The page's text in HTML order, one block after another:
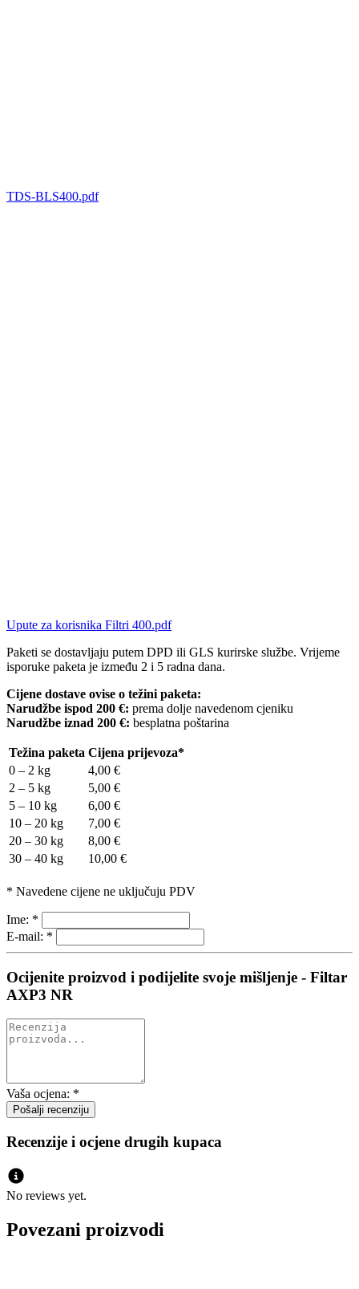
TDS-BLS400.pdf
Upute za korisnika Filtri 400.pdf
Paketi se dostavljaju putem DPD ili GLS kurirske službe. Vrijeme
isporuke paketa je između 2 i 5 radna dana.
Cijene dostave ovise o težini paketa:
Narudžbe ispod 200 €: prema dolje navedenom cjeniku
Narudžbe iznad 200 €: besplatna poštarina
Težina paketa Cijena prijevoza*
0 – 2 kg
4,00 €
2 – 5 kg
5,00 €
5 – 10 kg
6,00 €
10 – 20 kg
7,00 €
20 – 30 kg
8,00 €
30 – 40 kg
10,00 €
* Navedene cijene ne uključuju PDV
Ime: *
E-mail: *
Ocijenite proizvod i podijelite svoje mišljenje - Filtar
AXP3 NR
Vaša ocjena: *
Recenzije i ocjene drugih kupaca
No reviews yet.
Povezani proizvodi